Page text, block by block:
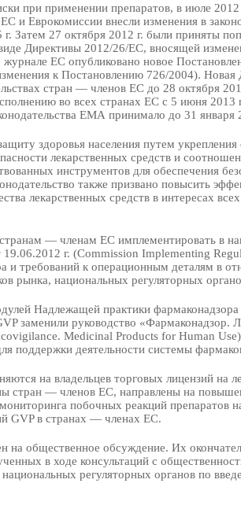
при применении препаратов, в июле 2012
и Еврокомиссии внесли изменения в
Затем 27 октября 2012 г. были приняты
Директивы 2012/26/EС, вносящей
ЕС опубликовано новое
к Постановлению 726/2004). Новая
стран — членов ЕС до 28 октября
во всех странах ЕС с 5 июня 2013
ЕМА принимало до 31 января
здоровья населения путем
лекарственных средств и
инструментов для обеспечения
также призвано повысить
лекарственных средств в интересах
— членам ЕС имплементировать в
19.06.2012 г. (Commission Implementing
и требований к операционным деталям в
рынка, национальных регуляторных
Надлежащей практики фармаконадзора
заменили руководство «Фармаконадзор.
Medicinal Products for Human
поддержки деятельности системы
на владельцев торговых лицензий на
стран — членов ЕС, направлены на
побочных реакций препаратов
GVP в странах — членах ЕС.
на общественное обсуждение. Их
в ходе консультаций с
регуляторных органов по